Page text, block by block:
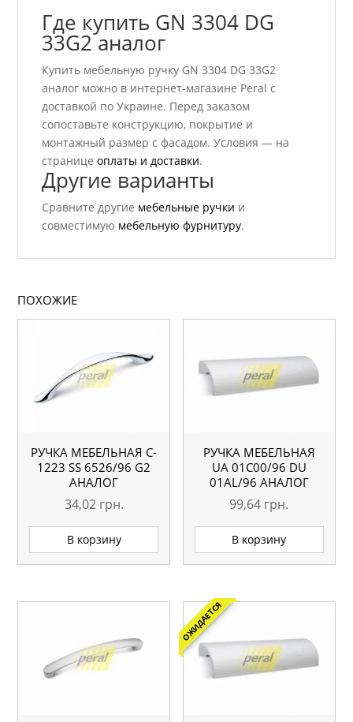
Где купить GN 3304 DG
33G2 аналог
Купить мебельную ручку GN 3304 DG 33G2
аналог можно в интернет-магазине Peral с
доставкой по Украине. Перед заказом
сопоставьте конструкцию, покрытие и
монтажный размер с фасадом. Условия — на
страницеоплаты и доставки.
Другие варианты
Сравните другие мебельные ручки и
совместимую мебельную фурнитуру.
ПОХОЖИЕ
РУЧКА МЕБЕЛЬНАЯ C-
1223 SS 6526/96 G2
АНАЛОГ
34,02 грн.
В корзину
РУЧКА МЕБЕЛЬНАЯ
UA 01С00/96 DU
01AL/96 АНАЛОГ
99,64 грн.
В корзину
ОЖИДАЕТСЯ